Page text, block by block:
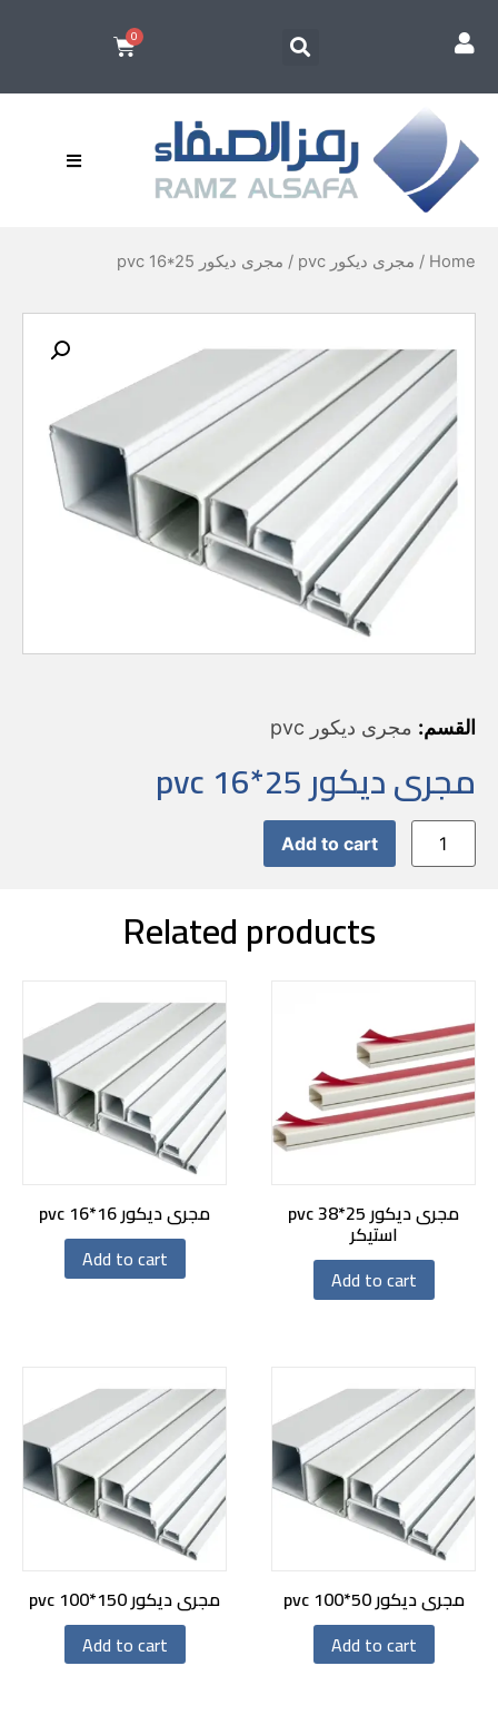
Home
/ مجرى ديكور pvc / مجرى ديكور pvc 16*25
القسم: مجرى ديكور pvc
مجرى ديكور pvc 16*25
Add to cart
Related products
مجرى ديكور pvc 38*25
استيكر
Add to cart
مجرى ديكور pvc 16*16
Add to cart
مجرى ديكور pvc 100*50
Add to cart
مجرى ديكور pvc 100*150
Add to cart